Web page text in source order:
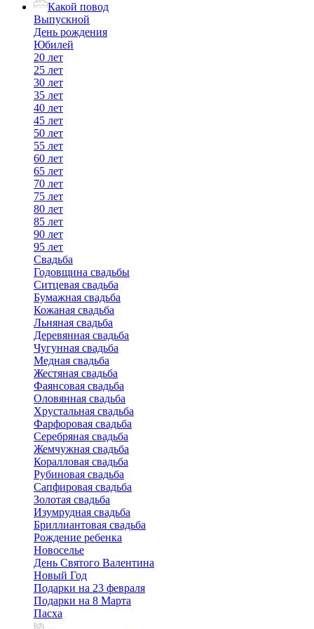
Какой повод
Выпускной
День рождения
Юбилей
20 лет
25 лет
30 лет
35 лет
40 лет
45 лет
50 лет
55 лет
60 лет
65 лет
70 лет
75 лет
80 лет
85 лет
90 лет
95 лет
Свадьба
Годовщина свадьбы
Ситцевая свадьба
Бумажная свадьба
Кожаная свадьба
Льняная свадьба
Деревянная свадьба
Чугунная свадьба
Медная свадьба
Жестяная свадьба
Фаянсовая свадьба
Оловянная свадьба
Хрустальная свадьба
Фарфоровая свадьба
Серебряная свадьба
Жемчужная свадьба
Коралловая свадьба
Рубиновая свадьба
Сапфировая свадьба
Золотая свадьба
Изумрудная свадьба
Бриллиантовая свадьба
Рождение ребенка
Новоселье
День Святого Валентина
Новый Год
Подарки на 23 февраля
Подарки на 8 Марта
Пасха